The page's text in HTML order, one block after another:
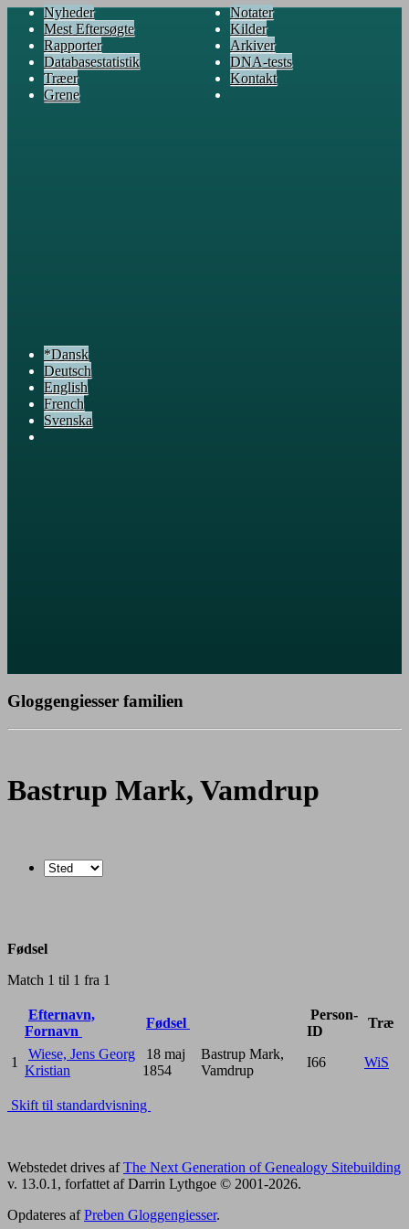
Nyheder
Mest Eftersøgte
Rapporter
Databasestatistik
Træer
Grene
Notater
Kilder
Arkiver
DNA-tests
Kontakt
*Dansk
Deutsch
English
French
Svenska
Gloggengiesser familien
Bastrup Mark, Vamdrup
Fødsel
Match 1 til 1 fra 1
Efternavn,
Fornavn
Fødsel
Person-
ID
Træ
1
Wiese, Jens Georg
Kristian
18 maj
1854
Bastrup Mark,
Vamdrup
I66 WiS
Skift til standardvisning
Webstedet drives afThe Next Generation of Genealogy Sitebuilding
v. 13.0.1, forfattet af Darrin Lythgoe © 2001-2026.
Opdateres afPreben Gloggengiesser.